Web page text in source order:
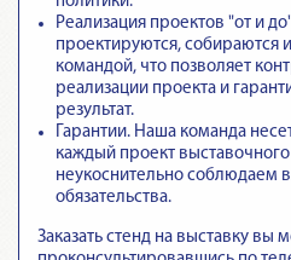
Реализация проектов "от и
проектируются, собираются
командой, что позволяет
реализации проекта и
результат.
Гарантии. Наша команда
каждый проект выставочного
неукоснительно соблюдаем
обязательства.
Заказать стенд на выставку вы